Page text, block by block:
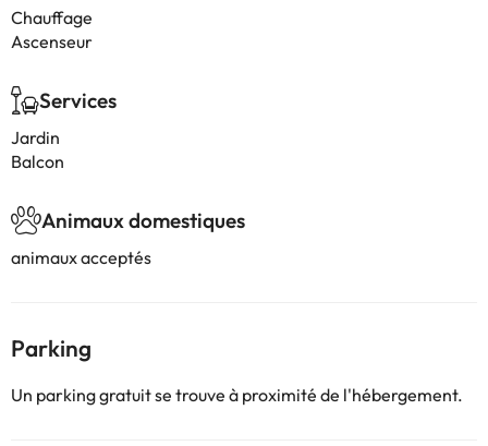
Chauffage
Ascenseur
Services
Jardin
Balcon
Animaux domestiques
animaux acceptés
Parking
Un parking gratuit se trouve à proximité de l'hébergement.